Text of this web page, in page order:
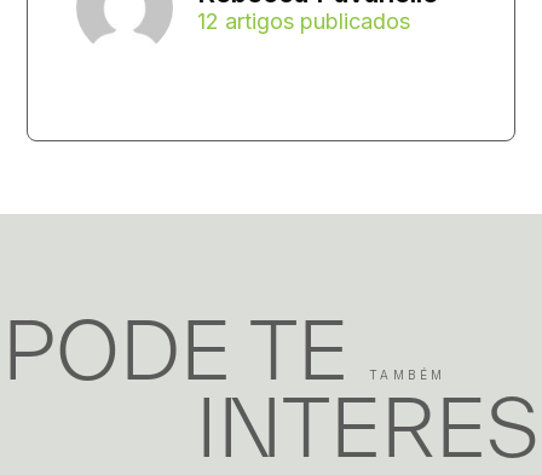
12 artigos publicados
PODE TE TAMBÉM